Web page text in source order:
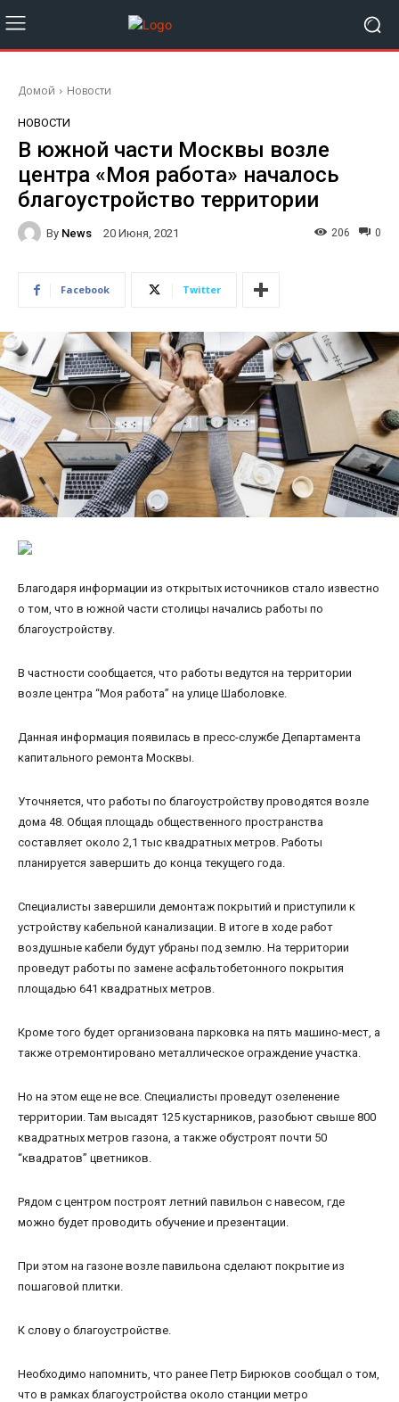
Домой Новости
НОВОСТИ
В южной части Москвы возле
центра «Моя работа» началось
благоустройство территории
By News 20 Июня, 2021 0
206
Facebook Twitter
Благодаря информации из открытых источников стало известно
о том, что в южной части столицы начались работы по
благоустройству.
В частности сообщается, что работы ведутся на территории
возле центра “Моя работа” на улице Шаболовке.
Данная информация появилась в пресс-службе Департамента
капитального ремонта Москвы.
Уточняется, что работы по благоустройству проводятся возле
дома 48. Общая площадь общественного пространства
составляет около 2,1 тыс квадратных метров. Работы
планируется завершить до конца текущего года.
Специалисты завершили демонтаж покрытий и приступили к
устройству кабельной канализации. В итоге в ходе работ
воздушные кабели будут убраны под землю. На территории
проведут работы по замене асфальтобетонного покрытия
площадью 641 квадратных метров.
Кроме того будет организована парковка на пять машино-мест, а
также отремонтировано металлическое ограждение участка.
Но на этом еще не все. Специалисты проведут озеленение
территории. Там высадят 125 кустарников, разобьют свыше 800
квадратных метров газона, а также обустроят почти 50
“квадратов” цветников.
Рядом с центром построят летний павильон с навесом, где
можно будет проводить обучение и презентации.
При этом на газоне возле павильона сделают покрытие из
пошаговой плитки.
К слову о благоустройстве.
Необходимо напомнить, что ранее Петр Бирюков сообщал о том,
что в рамках благоустройства около станции метро